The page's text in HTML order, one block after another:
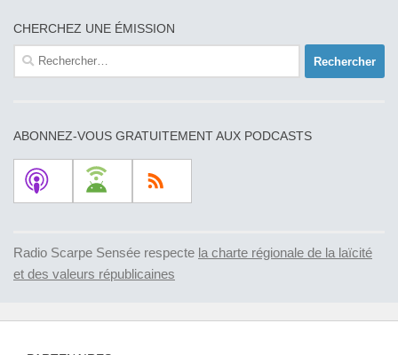
CHERCHEZ UNE ÉMISSION
Rechercher :
ABONNEZ-VOUS GRATUITEMENT AUX PODCASTS
Radio Scarpe Sensée respecte la charte régionale de la laïcité
et des valeurs républicaines